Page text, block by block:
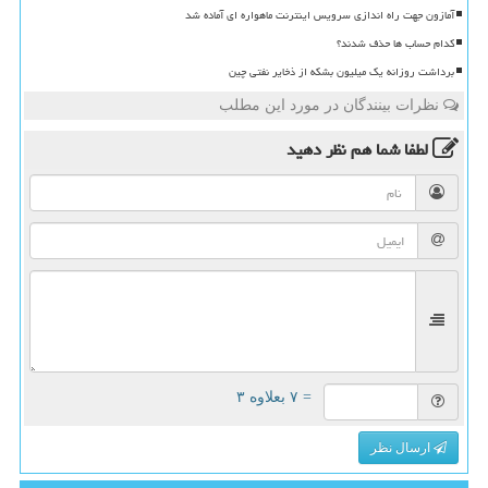
آمازون جهت راه اندازی سرویس اینترنت ماهواره ای آماده شد
کدام حساب ها حذف شدند؟
برداشت روزانه یک میلیون بشکه از ذخایر نفتی چین
نظرات بینندگان در مورد این مطلب
لطفا شما همنظر دهید
= ۷ بعلاوه ۳
ارسال نظر